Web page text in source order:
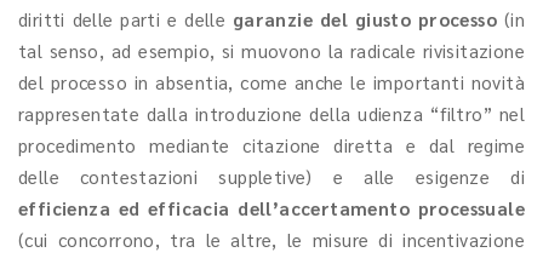
diritti delle parti e delle garanzie del giusto processo (in
tal senso, ad esempio, si muovono la radicale rivisitazione
del processo in absentia, come anche le importanti novità
rappresentate dalla introduzione della udienza “filtro” nel
procedimento mediante citazione diretta e dal regime
delle contestazioni suppletive) e alle esigenze di
efficienza ed efficacia dell’accertamento processuale
(cui concorrono, tra le altre, le misure di incentivazione